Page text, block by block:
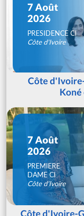
7 Août
2026
PRESIDENCE CI
Côte d'Ivoire
Côte
Koné
7 Août
2026
PREMIERE
DAME CI
Côte d'Ivoire
Côte d'Ivoire-